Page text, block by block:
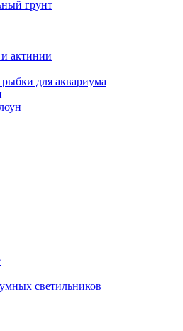
грунт
актинии
для аквариума
светильников